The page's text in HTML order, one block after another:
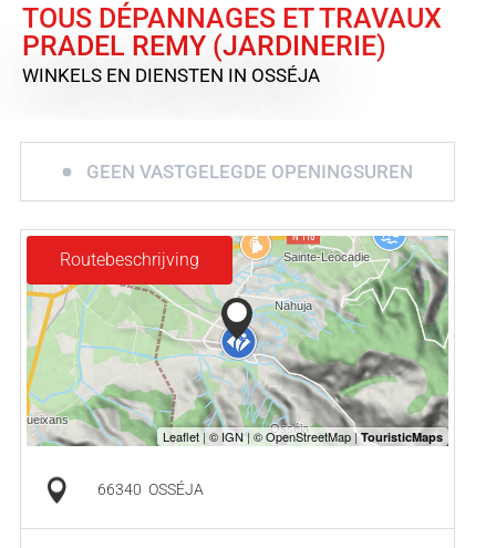
TOUS DÉPANNAGES ET TRAVAUX
PRADEL REMY (JARDINERIE)
WINKELS EN DIENSTEN IN OSSÉJA
GEEN VASTGELEGDE OPENINGSUREN
Routebeschrijving
66340 OSSÉJA